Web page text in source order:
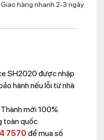
Giao hàng nhanh 2-3 ngày
SH2020 được nhập
hành nếu lỗi từ nhà
mới 100%
toàn quốc.
7570 để mua số